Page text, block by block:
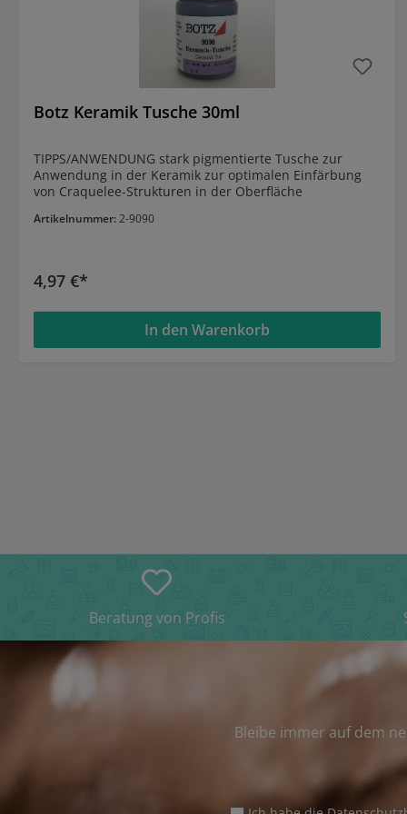
Botz Keramik Tusche 30ml
TIPPS/ANWENDUNG stark pigmentierte Tusche zur
Anwendung in der Keramik zur optimalen Einfärbung
von Craquelee-Strukturen in der Oberfläche
Artikelnummer:2-9090
4,97 €*
In den Warenkorb
Beratung von Profis
Bleibe immer auf dem